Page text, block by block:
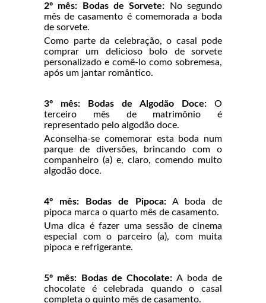
2º mês: Bodas de Sorvete:
No segundo
mês de casamento é comemorada a boda
de sorvete.
Como parte da celebração, o casal pode
comprar um delicioso bolo de sorvete
personalizado e comê-lo como sobremesa,
após um jantar romântico.
3º mês: Bodas de Algodão Doce:
O
terceiro mês de matrimônio é
representado pelo algodão doce.
Aconselha-se comemorar esta boda num
parque de diversões, brincando com o
companheiro (a) e, claro, comendo muito
algodão doce.
4º mês: Bodas de Pipoca: A boda de
pipoca marca o quarto mês de casamento.
Uma dica é fazer uma sessão de cinema
especial com o parceiro (a), com muita
pipoca e refrigerante.
5º mês: Bodas de Chocolate:A boda de
chocolate é celebrada quando o casal
completa o quinto mês de casamento.